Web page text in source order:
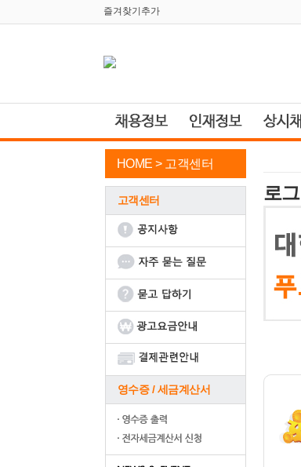
즐겨찾기추가
HOME > 고객센터
고객센터
영수증 / 세금계산서
로